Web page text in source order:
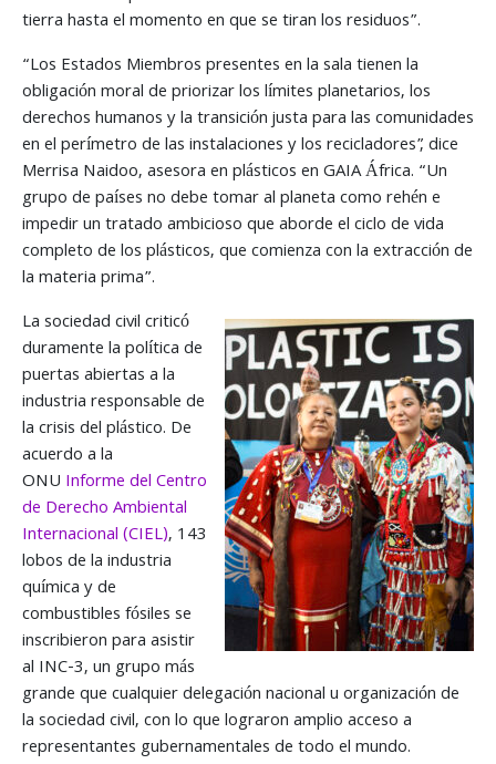
tierra hasta el momento en que se tiran los residuos”.
“Los Estados Miembros presentes en la sala tienen la
obligación moral de priorizar los límites planetarios, los
derechos humanos y la transición justa para las comunidades
en el perímetro de las instalaciones y los recicladores”, dice
Merrisa Naidoo, asesora en plásticos en GAIA África. “Un
grupo de países no debe tomar al planeta como rehén e
impedir un tratado ambicioso que aborde el ciclo de vida
completo de los plásticos, que comienza con la extracción de
la materia prima”.
La sociedad civil criticó
duramente la política de
puertas abiertas a la
industria responsable de
la crisis del plástico. De
acuerdo a la
ONU Informedel Centro
de Derecho Ambiental
Internacional (CIEL), 143
lobos de la industria
química y de
combustibles fósiles se
inscribieron para asistir
al INC-3, un grupo más
grande que cualquier delegación nacional u organización de
la sociedad civil, con lo que lograron amplio acceso a
representantes gubernamentales de todo el mundo.